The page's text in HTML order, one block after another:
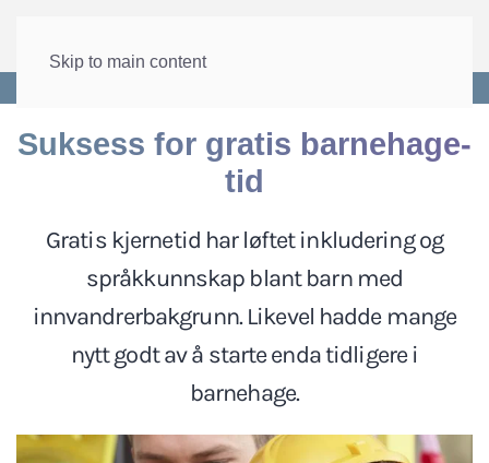
Skip to main content
Suksess for gratis barnehage-
tid
Gratis kjernetid har løftet inkludering og
språkkunnskap blant barn med
innvandrerbakgrunn. Likevel hadde mange
nytt godt av å starte enda tidligere i
barnehage.